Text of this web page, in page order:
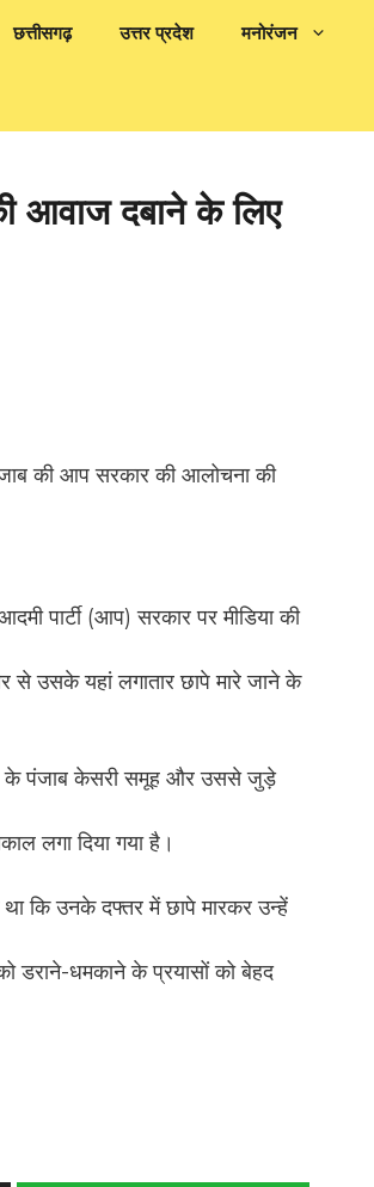
छत्तीसगढ़ उत्तर प्रदेश मनोरंजन
आवाज दबाने के लिए
पार्टी (आप) सरकार पर मीडिया की
से उसके यहां लगातार छापे मारे जाने के
के पंजाब केसरी समूह और उससे जुड़े
लगा दिया गया है।
कि उनके दफ्तर में छापे मारकर उन्हें
डराने-धमकाने के प्रयासों को बेहद